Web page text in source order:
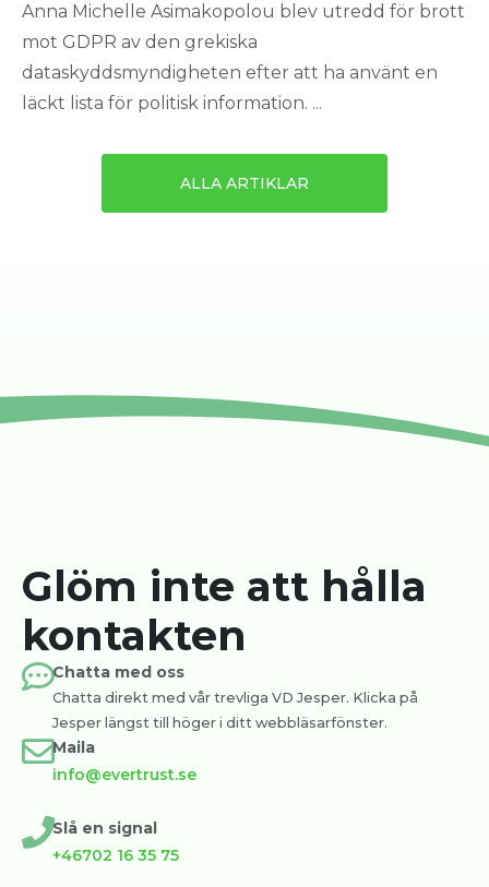
Anna Michelle Asimakopolou blev utredd för brott
mot GDPR av den grekiska
dataskyddsmyndigheten efter att ha använt en
läckt lista för politisk information. ...
ALLA ARTIKLAR
Glöm inte att hålla
kontakten
Chatta med oss
Chatta direkt med vår trevliga VD Jesper. Klicka på
Jesper längst till höger i ditt webbläsarfönster.
Maila
info@evertrust.se
Slå en signal
+46702 16 35 75